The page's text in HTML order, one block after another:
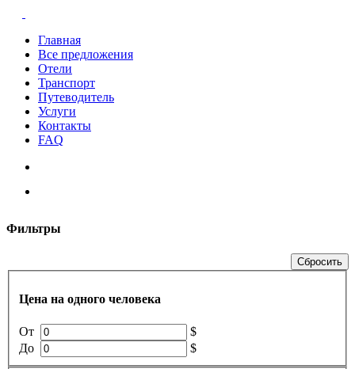
Главная
Все предложения
Отели
Транспорт
Путеводитель
Услуги
Контакты
FAQ
Фильтры
Сбросить
Цена на одного человека
От
$
До
$